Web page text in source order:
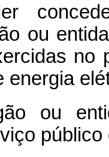
ou
no
energia
ou